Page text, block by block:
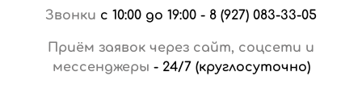
Звонки с 10:00 до 19:00 - 8 (927) 083-33-05
Приём заявок через сайт, соцсети и
мессенджеры - 24/7 (круглосуточно)